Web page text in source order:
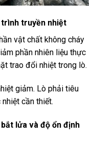
truyền nhiệt
vật chất không cháy
phần nhiên liệu thực
trao đổi nhiệt trong lò.
giảm. Lò phải tiêu
cần thiết.
lửa và độ ổn định